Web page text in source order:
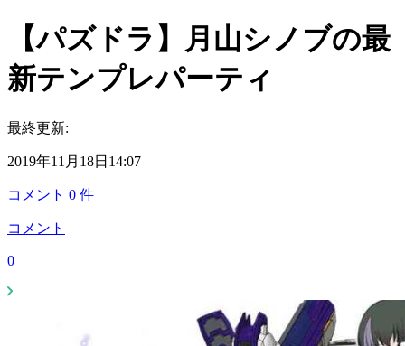
【パズドラ】月山シノブの最
新テンプレパーティ
最終更新:
2019年11月18日14:07
コメント 0 件
コメント
0